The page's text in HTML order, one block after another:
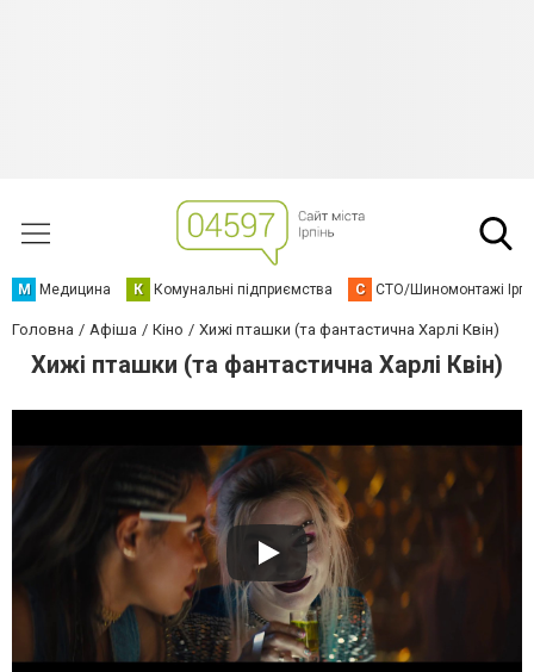
М Медицина К Комунальні підприємства С СТО/Шиномонтажі
Головна Афіша Кіно Хижі пташки (та фантастична Харлі Квін)
Хижі пташки (та фантастична Харлі Квін)